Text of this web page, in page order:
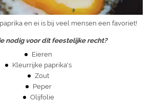
en ei is bij veel mensen een favoriet!
nodig voor dit feestelijke recht?
Eieren
Kleurrijke paprika's
Zout
Peper
Olijfolie